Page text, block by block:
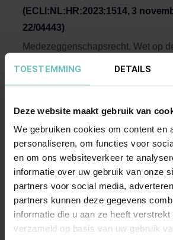
TOESTEMMING DETAILS
Deze website maakt gebruik van
We gebruiken cookies om content en
personaliseren, om functies voor
en om ons websiteverkeer te
informatie over uw gebruik van onze
partners voor social media,
partners kunnen deze gegevens
informatie die u aan ze heeft verstrekt
verzameld op basis van uw gebruik
(ECLI:NL:HR:2023:1514, 3
22/04443)
Medezeggenschapsrecht. Wet op
24 NOVEMBER 2023
Uitspraak Hoge Raad: